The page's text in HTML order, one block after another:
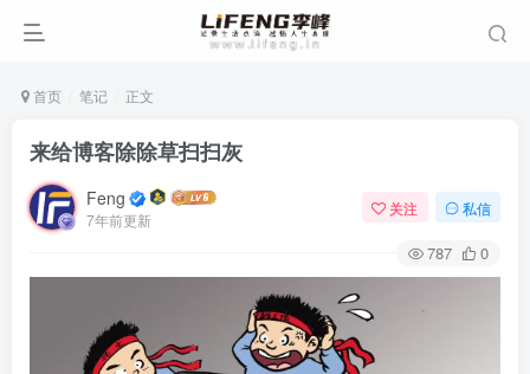
首页 笔记 正文
来给博客除除草扫扫灰
Feng
7年前更新
关注 私信
787 0